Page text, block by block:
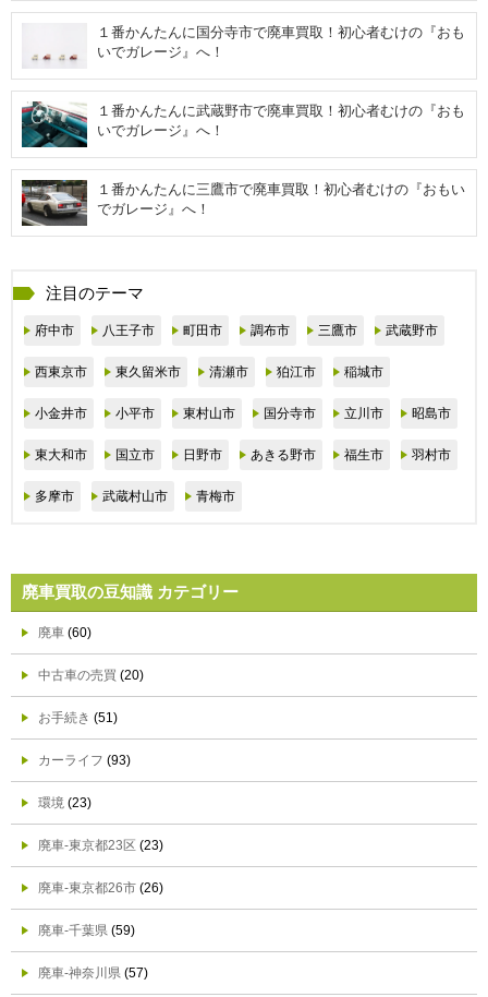
１番かんたんに国分寺市で廃車買取！初心者むけの『おも
いでガレージ』へ！
１番かんたんに武蔵野市で廃車買取！初心者むけの『おも
いでガレージ』へ！
１番かんたんに三鷹市で廃車買取！初心者むけの『おもい
でガレージ』へ！
注目のテーマ
府中市 八王子市 町田市 調布市 三鷹市 武蔵野市
西東京市 東久留米市 清瀬市 狛江市 稲城市
小金井市 小平市 東村山市 国分寺市 立川市 昭島市
東大和市 国立市 日野市 あきる野市 福生市 羽村市
多摩市 武蔵村山市 青梅市
廃車買取の豆知識 カテゴリー
廃車 (60)
中古車の売買 (20)
お手続き (51)
カーライフ (93)
環境 (23)
廃車-東京都23区 (23)
廃車-東京都26市 (26)
廃車-千葉県 (59)
廃車-神奈川県 (57)